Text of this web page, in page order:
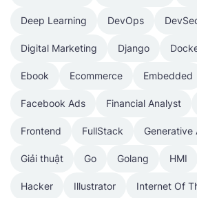
Deep Learning DevOps
Digital Marketing Django
Ebook Ecommerce Embedded
Facebook Ads Financial Analyst
Frontend FullStack Generative
Giải thuật Go Golang HMI
Hacker Illustrator Internet Of